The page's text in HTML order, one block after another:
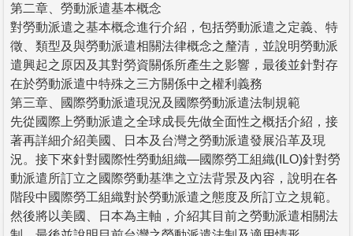
第二章、勞動派遣基本概念
對勞動派遣之基本概念進行介紹，包括勞動派遣之定義、特
徵、類型及與勞動派遣相關法律概念之釐清，並說明勞動派
遣興起之原因及其對勞資關係所產生之影響，最後並針對存
在於勞動派遣中特殊之三方關係中之權利義務
第三章、國際勞動派遣現況及國際勞動派遣法制規範
先從國際上勞動派遣之全球成長先做全面性之概括介紹，接
著再詳細介紹美國、日本及台灣之勞動派遣發展沿革及現
況。接下來針對國際性勞動組織—國際勞工組織(ILO)針對勞
動派遣所訂立之國際勞動基準之立法背景及內容，說明在各
階段中國際勞工組織對於勞動派遣之態度及所訂立之規範。
然後將以美國、日本為主軸，介紹其目前之勞動派遣相關法